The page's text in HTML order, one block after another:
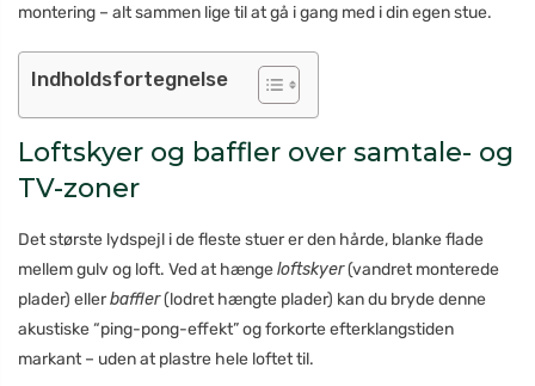
montering – alt sammen lige til at gå i gang med i din egen stue.
Indholdsfortegnelse
Loftskyer og baffler over samtale- og
TV-zoner
Det største lydspejl i de fleste stuer er den hårde, blanke flade
mellem gulv og loft. Ved at hængeloftskyer(vandret monterede
plader) ellerbaffler(lodret hængte plader) kan du bryde denne
akustiske “ping-pong-effekt” og forkorte efterklangstiden
markant – uden at plastre hele loftet til.